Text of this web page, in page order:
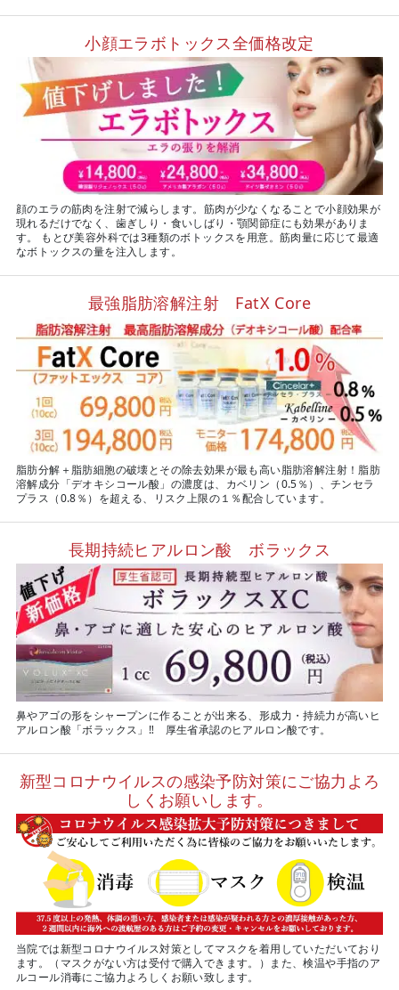
小顔エラボトックス全価格改定
顔のエラの筋肉を注射で減らします。筋肉が少なくなることで小顔効果が
現れるだけでなく、歯ぎしり・食いしばり・顎関節症にも効果がありま
す。 もとび美容外科では3種類のボトックスを用意。筋肉量に応じて最適
なボトックスの量を注入します。
最強脂肪溶解注射 FatX Core
脂肪分解＋脂肪細胞の破壊とその除去効果が最も高い脂肪溶解注射！脂肪
溶解成分「デオキシコール酸」の濃度は、カベリン（0.5％）、チンセラ
プラス（0.8％）を超える、リスク上限の１％配合しています。
長期持続ヒアルロン酸 ボラックス
鼻やアゴの形をシャープンに作ることが出来る、形成力・持続力が高いヒ
アルロン酸「ボラックス」‼ 厚生省承認のヒアルロン酸です。
新型コロナウイルスの感染予防対策にご協力よろ
しくお願いします。
当院では新型コロナウイルス対策としてマスクを着用していただいており
ます。（マスクがない方は受付で購入できます。）また、検温や手指のア
ルコール消毒にご協力よろしくお願い致します。